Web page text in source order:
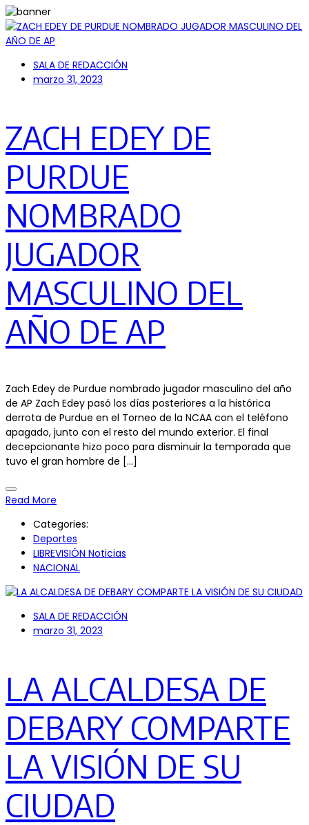
SALA DE REDACCIÓN
marzo 31, 2023
ZACH EDEY DE
PURDUE
NOMBRADO
JUGADOR
MASCULINO DEL
AÑO DE AP
Zach Edey de Purdue nombrado jugador masculino del año
de AP Zach Edey pasó los días posteriores a la histórica
derrota de Purdue en el Torneo de la NCAA con el teléfono
apagado, junto con el resto del mundo exterior. El final
decepcionante hizo poco para disminuir la temporada que
tuvo el gran hombre de […]
Read More
Categories:
Deportes
LIBREVISIÓN Noticias
NACIONAL
SALA DE REDACCIÓN
marzo 31, 2023
LA ALCALDESA DE
DEBARY COMPARTE
LA VISIÓN DE SU
CIUDAD